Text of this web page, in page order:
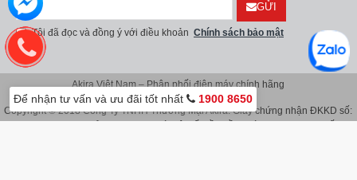
GỬI
Tôi đã đọc và đồng ý với điều khoản Chính sách bảo mật
Akira Việt Nam – Phân phối điện máy chính hãng
Copyright © 2018 Công Ty TNHH Thương Mại Akira. Giấy chứng nhận ĐKKD số:
Để nhận tư vấn và ưu đãi tốt nhất 1900 8650